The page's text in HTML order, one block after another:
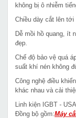
không bị ô nhiễm
Chiều dày cắt lên tới
Dễ mồi hồ quang, ít
đẹp.
Chế độ bảo vệ quá
suất khí nén không
Công nghệ điều
khác nhau và cải
Linh kiện IGBT -
Đồng bộ gồm:Máy